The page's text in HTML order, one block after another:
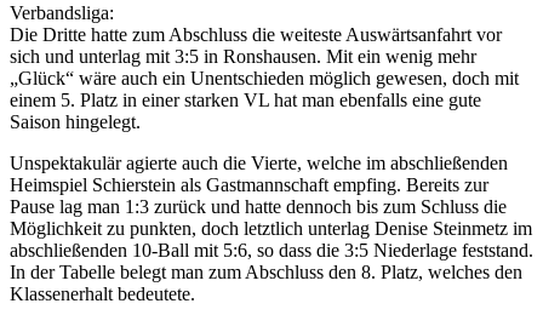
Verbandsliga:
Die Dritte hatte zum Abschluss die weiteste Auswärtsanfahrt vor
sich und unterlag mit 3:5 in Ronshausen. Mit ein wenig mehr
„Glück“ wäre auch ein Unentschieden möglich gewesen, doch mit
einem 5. Platz in einer starken VL hat man ebenfalls eine gute
Saison hingelegt.
Unspektakulär agierte auch die Vierte, welche im abschließenden
Heimspiel Schierstein als Gastmannschaft empfing. Bereits zur
Pause lag man 1:3 zurück und hatte dennoch bis zum Schluss die
Möglichkeit zu punkten, doch letztlich unterlag Denise Steinmetz im
abschließenden 10-Ball mit 5:6, so dass die 3:5 Niederlage feststand.
In der Tabelle belegt man zum Abschluss den 8. Platz, welches den
Klassenerhalt bedeutete.